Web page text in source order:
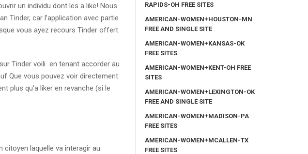
un individu dont les a like! Nous
Tinder, car l’application avec partie
vous ayez recours Tinder offert
Tinder voili en tenant accorder au
Que vous pouvez voir directement
plus qu’a liker en revanche (si le
citoyen laquelle va interagir au
RAPIDS-OH FREE SITES
AMERICAN-WOMEN+HOUSTON-MN
FREE AND SINGLE SITE
AMERICAN-WOMEN+KANSAS-OK
FREE SITES
AMERICAN-WOMEN+KENT-OH FREE
SITES
AMERICAN-WOMEN+LEXINGTON-OK
FREE AND SINGLE SITE
AMERICAN-WOMEN+MADISON-PA
FREE SITES
AMERICAN-WOMEN+MCALLEN-TX
FREE SITES